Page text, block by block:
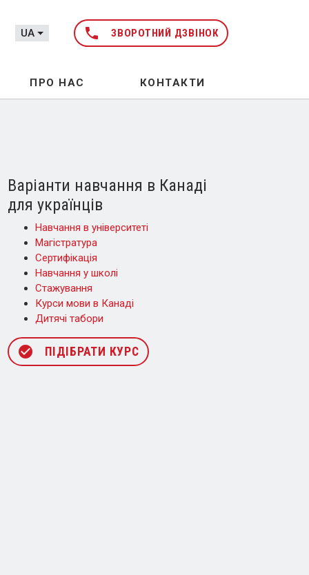
UA phone ЗВОРОТНИЙ ДЗВІНОК
ПРО НАС КОНТАКТИ
Варіанти навчання в Канаді
для українців
Навчання в університеті
Магістратура
Сертифікація
Навчання у школі
Стажування
Курси мови в Канаді
Дитячі табори
check_circle ПІДІБРАТИ КУРС